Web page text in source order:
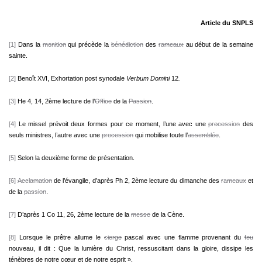
Article du SNPLS
[1] Dans la monitionqui précède labénédiction des rameauxau début de la semaine
sainte.
[2] Benoît XVI, Exhortation post synodale Verbum Domini 12
[3] He 4, 14, 2ème lecture de l’Office de la Passion
[4] Le missel prévoit deux formes pour ce moment, l’une avec uneprocession des
seuls ministres, l’autre avec une procession qui mobilise toute l’assemblée
[5] Selon la deuxième forme de présentation.
[6] Acclamation de l’évangile, d’après Ph 2, 2ème lecture du dimanche des rameauxet
de la passion
[7] D’après 1 Co 11, 26, 2ème lecture de la messe de la Cène.
[8] Lorsque le prêtre allume le ciergepascal avec une flamme provenant dufeu
nouveau, il dit : Que la lumière du Christ, ressuscitant dans la gloire, dissipe les
ténèbres de notre cœur et de notre esprit ».